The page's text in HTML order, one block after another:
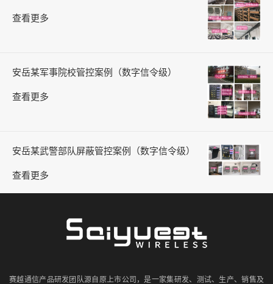
查看更多
安岳某军事院校管控案例（数字信令级）
查看更多
安岳某武警部队屏蔽管控案例（数字信令级）
查看更多
赛越通信产品研发团队源自原上市公司，是一家集研发、测试、生产、销售及